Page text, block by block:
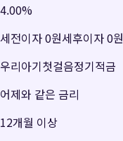
4.00%
세전이자0원세후이자0원
우리아기첫걸음정기적금
어제와 같은 금리
12개월 이상